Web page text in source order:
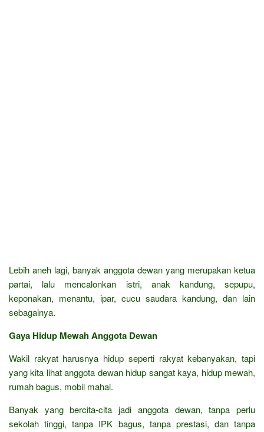
Lebih aneh lagi, banyak anggota dewan yang merupakan ketua
partai, lalu mencalonkan istri, anak kandung, sepupu,
keponakan, menantu, ipar, cucu saudara kandung, dan lain
sebagainya.
Gaya Hidup Mewah Anggota Dewan
Wakil rakyat harusnya hidup seperti rakyat kebanyakan, tapi
yang kita lihat anggota dewan hidup sangat kaya, hidup mewah,
rumah bagus, mobil mahal.
Banyak yang bercita-cita jadi anggota dewan, tanpa perlu
sekolah tinggi, tanpa IPK bagus, tanpa prestasi, dan tanpa